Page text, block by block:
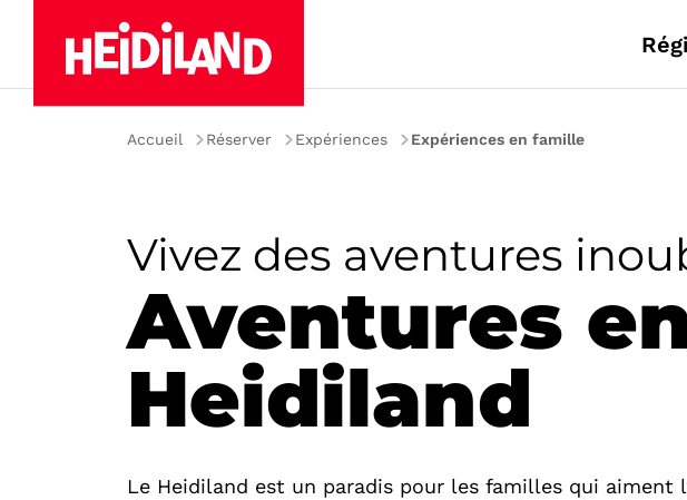
Accueil Réserver Expériences Expériences en famille
Vivez des aventures
Aventures
Heidiland
Le Heidiland est un paradis pour les familles qui